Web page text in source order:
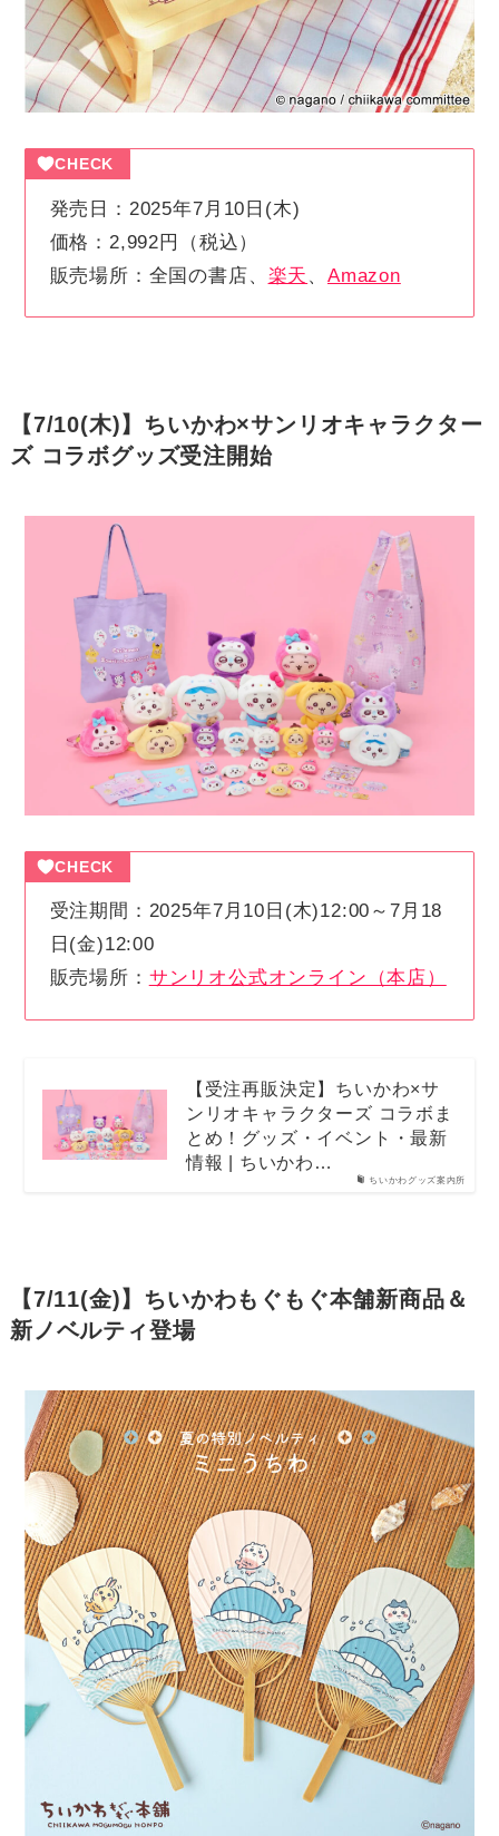
CHECK
発売日：2025年7月10日(木)
価格：2,992円（税込）
販売場所：全国の書店、 楽天 、 Amazon
【7/10(木)】ちいかわ×サンリオキャラクター
ズ コラボグッズ受注開始
CHECK
受注期間：2025年7月10日(木)12:00～7月18
日(金)12:00
販売場所： サンリオ公式オンライン（本店）
ちいかわグッズ案内所
【受注再販決定】ちいかわ×サ
ンリオキャラクターズ コラボま
とめ！グッズ・イベント・最新
情報 | ちいかわ…
【7/11(金)】ちいかわもぐもぐ本舗新商品＆
新ノベルティ登場